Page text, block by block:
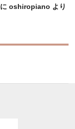
にoshiropiano より